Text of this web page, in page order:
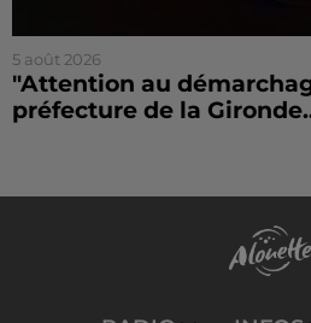
5 août 2026
"Attention au
préfecture de la